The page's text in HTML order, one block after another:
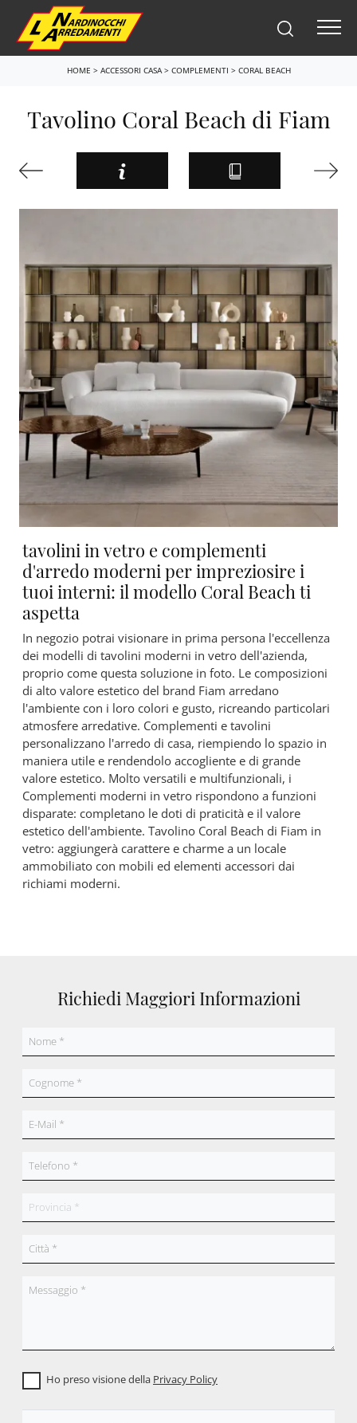
HOME > ACCESSORI CASA> COMPLEMENTI > CORAL BEACH
Tavolino Coral Beach di Fiam
tavolini in vetro e complementi
d'arredo moderni per impreziosire i
tuoi interni: il modello Coral Beach ti
aspetta
In negozio potrai visionare in prima persona l'eccellenza
dei modelli di tavolini moderni in vetro dell'azienda,
proprio come questa soluzione in foto. Le composizioni
di alto valore estetico del brand Fiam arredano
l'ambiente con i loro colori e gusto, ricreando particolari
atmosfere arredative. Complementi e tavolini
personalizzano l'arredo di casa, riempiendo lo spazio in
maniera utile e rendendolo accogliente e di grande
valore estetico. Molto versatili e multifunzionali, i
Complementi moderni in vetro rispondono a funzioni
disparate: completano le doti di praticità e il valore
estetico dell'ambiente. Tavolino Coral Beach di Fiam in
vetro: aggiungerà carattere e charme a un locale
ammobiliato con mobili ed elementi accessori dai
richiami moderni.
Richiedi Maggiori Informazioni
Ho preso visione della Privacy Policy